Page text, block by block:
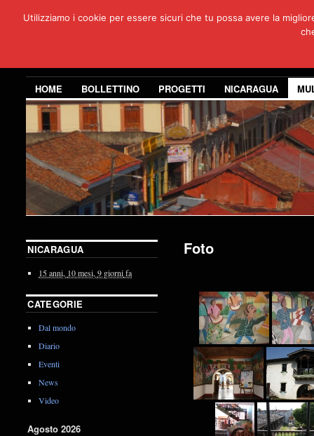
HOME BOLLETTINO PROGETTI NICARAGUA
Foto
NICARAGUA
15 anni, 10 mesi, 9 giornifa
CATEGORIE
Dal mondo
Diario
Eventi
News
Video
Agosto 2026
Utilizziamo i cookie per essere sicuri che tu possa avere la